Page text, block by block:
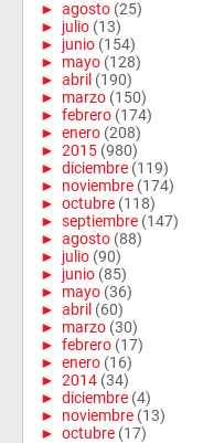
► agosto (25)
► julio (13)
► junio (154)
► mayo (128)
► abril (190)
► marzo (150)
► febrero (174)
► enero (208)
► 2015 (980)
► diciembre (119)
► noviembre (174)
► octubre (118)
► septiembre (147)
► agosto (88)
► julio (90)
► junio (85)
► mayo (36)
► abril (60)
► marzo (30)
► febrero (17)
► enero (16)
► 2014 (34)
► diciembre (4)
► noviembre (13)
► octubre (17)